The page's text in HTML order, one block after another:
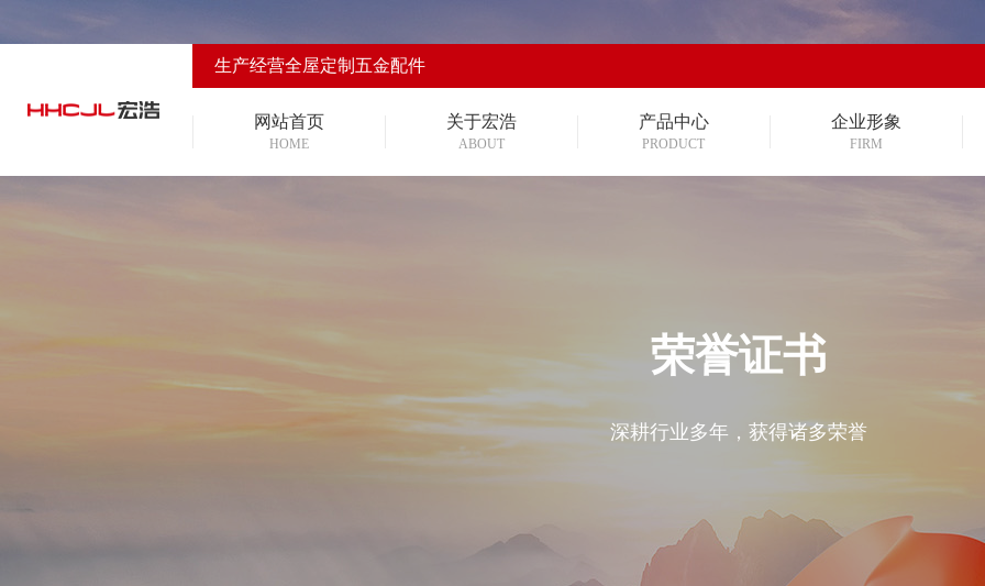
生产经营全屋定制五金配件
网站首页
HOME
关于宏浩
ABOUT
产品中心
PRODUCT
企业形象
FIRM
荣誉证书
深耕行业多年，获得诸多荣誉